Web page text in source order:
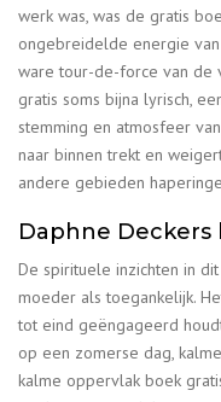
werk was, was de gratis
ongebreidelde energie
ware tour-de-force van de
gratis soms bijna lyrisch,
stemming en atmosfeer
naar binnen trekt en
andere gebieden
Daphne Deckers
De spirituele inzichten in
moeder als toegankelijk.
tot eind geëngageerd
op een zomerse dag,
kalme oppervlak boek